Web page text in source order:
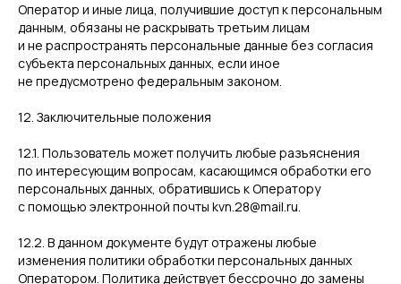
Оператор и иные лица, получившие доступ к персональным
данным, обязаны не раскрывать третьим лицам
и не распространять персональные данные без согласия
субъекта персональных данных, если иное
не предусмотрено федеральным законом.
12. Заключительные положения
12.1. Пользователь может получить любые разъяснения
по интересующим вопросам, касающимся обработки его
персональных данных, обратившись к Оператору
с помощью электронной почты kvn.28@mail.ru.
12.2. В данном документе будут отражены любые
изменения политики обработки персональных данных
Оператором. Политика действует бессрочно до замены